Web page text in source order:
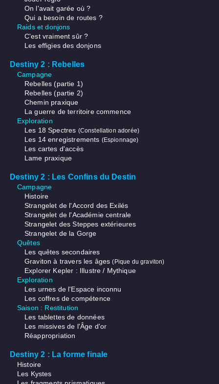
On l'avait garée où ?
Qui a besoin de routes ?
Raids et donjons
C'est vraiment sûr ?
Les effigies des donjons
Destiny 2 : Rebelles
Campagne
Rebelles (partie 1)
Rebelles (partie 2)
Chemin praxique
La guerre de territoire commence
Exploration
Les 18 Spectres (Constellation adorée)
Les 14 enregistrements (Espionnage)
Les cartes d'accès
Lame praxique
Destiny 2 : Les Confins du Destin
Campagne
Histoire
Strangelet de l'Accord des Exilés
Strangelet de l'Académie centrale
Strangelet des Steppes extérieures
Strangelet de la Gorge
Quêtes
Les quêtes secondaires
Graviton à travers les âges(Pique du graviton)
Explorer Kepler : Illustre / Mythique
Exploration
Les urnes de l'Espace inconnu
Les coffres de compétence
Saison : Restitution
Les tablettes de données
Les missives de l'Âge d'or
Réappropriation
Destiny 2 : La forme finale
Histoire
Les Kystes